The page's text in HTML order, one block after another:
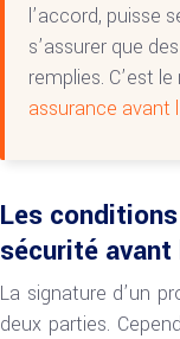
l’accord, puisse
s’assurer que
remplies. C’est
assurance avant
Les
sécurité
La signature d’un
deux parties.